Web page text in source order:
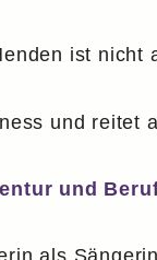
ist
und reitet
und